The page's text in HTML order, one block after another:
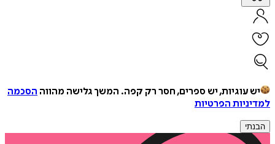
יש עוגיות, יש ספרים, חסר רק קפה. המשך גלישה מהווה הסכמה
למדיניות הפרטיות
הבנתי